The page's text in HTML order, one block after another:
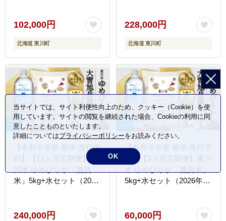
102,000円
北海道 東川町
228,000円
北海道 東川町
【令和８年産 新米 先行予
約】【12ヵ月定期便】東
川米 ゆめぴりか「無洗
米」5kg+水セット（2026
240,000円
【令和８年産 新米 先行予
約】【3ヵ月定期便】東川
米 ゆめぴりか「無洗米」
5kg+水セット（2026年10
60,000円
当サイトでは、サイト利便性向上のため、クッキー（Cookie）を使
用しています。サイトの閲覧を継続された場合、Cookieの利用に同
意したことものといたします。
詳細についてはプライバシーポリシーをお読みください。
OK